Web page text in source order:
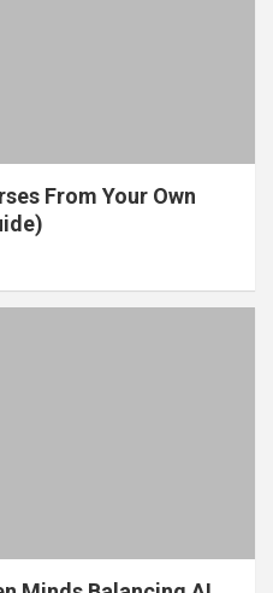
From Your Own